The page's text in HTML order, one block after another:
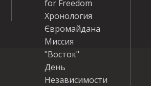
for Freedom
Хронология
Євромайдана
Миссия
"Восток"
День
Независимости